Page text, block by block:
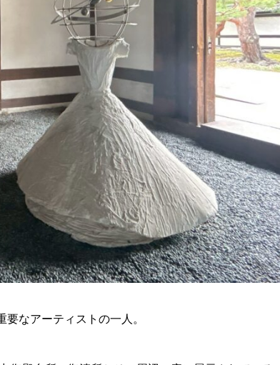
なアーティストの一人。